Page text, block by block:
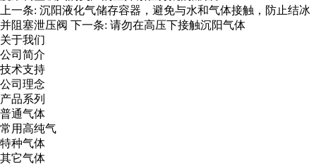
上一条: 沉阳液化气储存容器，避免与水和气体接触，防止结冰
并阻塞泄压阀 下一条: 请勿在高压下接触沉阳气体
关于我们
公司简介
技术支持
公司理念
产品系列
普通气体
常用高纯气
特种气体
其它气体